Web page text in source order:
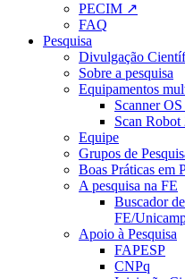
PECIM ↗
FAQ
Pesquisa
Divulgação
Sobre a pesquisa
Equipamentos
Scanner
Scan Robot
Equipe
Grupos de
Boas Práticas em
A pesquisa na FE
Buscador
FE/
Apoio à Pesquisa
FAPESP
CNPq